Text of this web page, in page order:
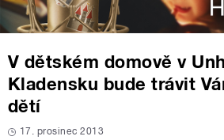
V dětském domově v
Kladensku bude trávit
dětí
17. prosinec 2013